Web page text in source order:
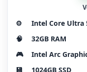
⚙️
Intel Core Ultra
🧠
32GB RAM
🎮
Intel Arc
💾
1024GB SSD